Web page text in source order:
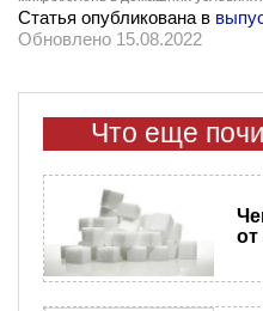
Статья опубликована в
Обновлено 15.08.2022
Что еще
от